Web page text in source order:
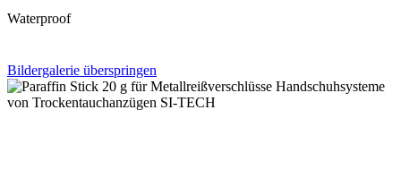
Waterproof
Bildergalerie überspringen